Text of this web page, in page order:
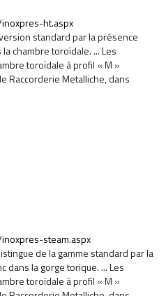
ht.aspx
standard par la présence
chambre toroïdale. ... Les
toroïdale à profil « M »
Raccorderie Metalliche, dans
steam.aspx
de la gamme standard par la
dans la gorge torique. ... Les
toroïdale à profil « M »